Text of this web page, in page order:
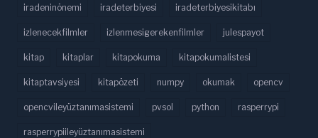
iradeninönemi iradeterbiyesi iradeterbiyesikitabı
izlenecekfilmler izlenmesigerekenfilmler julespayot
kitap kitaplar kitapokuma kitapokumalistesi
kitaptavsiyesi kitapözeti numpy okumak opencv
opencvileyüztanımasistemi pvsol python rasperrypi
rasperrypiileyüztanımasistemi